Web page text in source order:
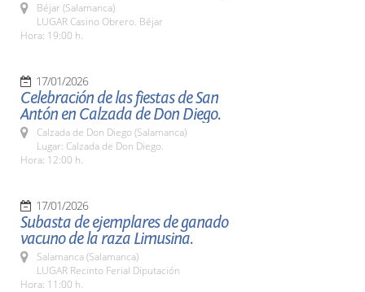
Béjar (Salamanca)
LUGAR Casino Obrero. Béjar
Hora: 19:00 h.
17/01/2026
Celebración de las fiestas de San
Antón en Calzada de Don Diego.
Calzada de Don Diego (Salamanca)
Lugar: Calzada de Don Diego.
Hora: 12:00 h.
17/01/2026
Subasta de ejemplares de ganado
vacuno de la raza Limusina.
Salamanca (Salamanca)
LUGAR Recinto Ferial Diputación
Hora: 11:00 h.